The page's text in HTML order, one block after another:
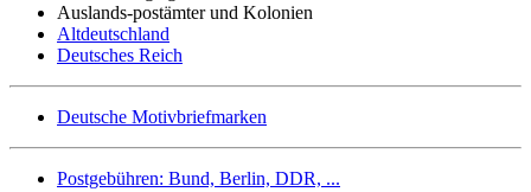
Auslands-postämter und Kolonien
Altdeutschland
Deutsches Reich
Deutsche Motivbriefmarken
Postgebühren: Bund, Berlin, DDR, ...